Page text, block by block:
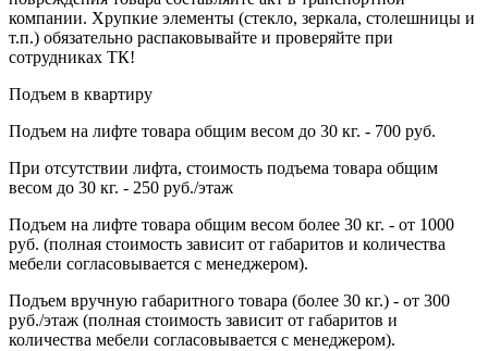
компании. Хрупкие элементы (стекло, зеркала, столешницы и
т.п.) обязательно распаковывайте и проверяйте при
сотрудниках ТК!
Подъем в квартиру
Подъем на лифте товара общим весом до 30 кг. - 700 руб.
При отсутствии лифта, стоимость подъема товара общим
весом до 30 кг. - 250 руб./этаж
Подъем на лифте товара общим весом более 30 кг. - от 1000
руб. (полная стоимость зависит от габаритов и количества
мебели согласовывается с менеджером).
Подъем вручную габаритного товара (более 30 кг.) - от 300
руб./этаж (полная стоимость зависит от габаритов и
количества мебели согласовывается с менеджером).